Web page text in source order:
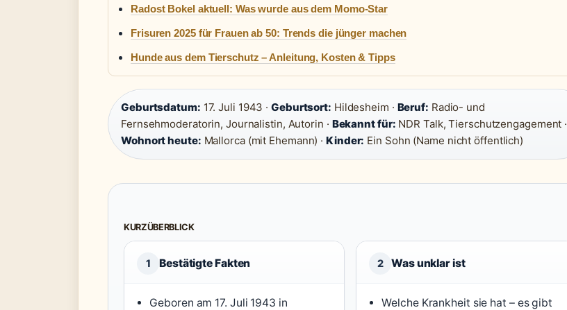
Radost Bokel aktuell: Was wurde aus dem Momo-Star
Frisuren 2025 für Frauen ab 50: Trends die jünger machen
Hunde aus dem Tierschutz – Anleitung, Kosten & Tipps
Geburtsdatum: 17. Juli 1943 ·Geburtsort: Hildesheim · Beruf: Radio- und
Fernsehmoderatorin, Journalistin, Autorin · Bekannt für: NDR Talk, Tierschutzengagement ·
Wohnort heute: Mallorca (mit Ehemann) ·Kinder: Ein Sohn (Name nicht öffentlich)
KURZÜBERBLICK
1 Bestätigte Fakten
Geboren am 17. Juli 1943 in
2 Was unklar ist
Welche Krankheit sie hat – es gibt